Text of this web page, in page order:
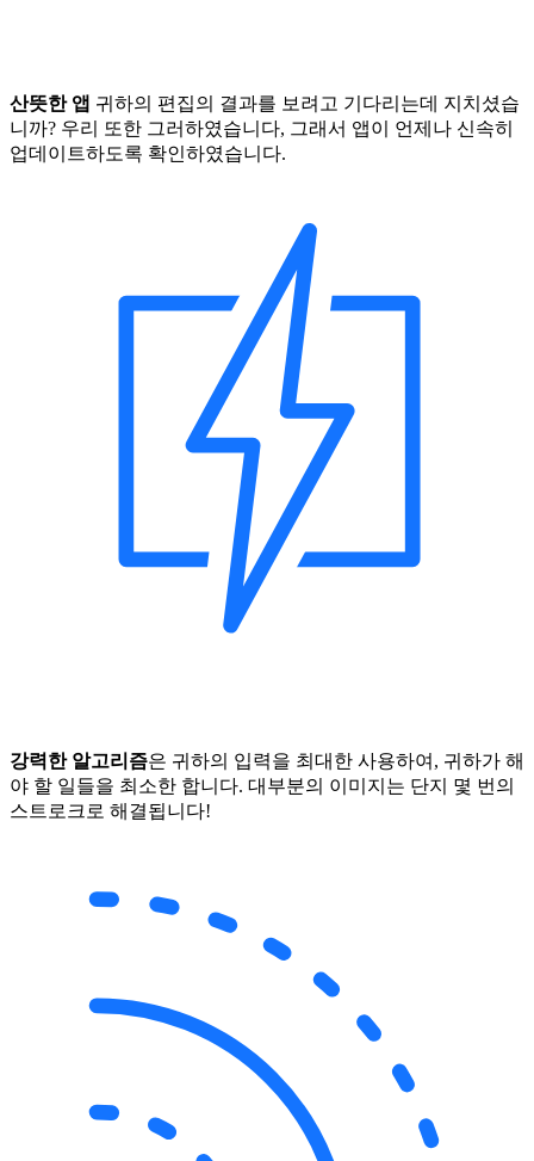
산뜻한 앱 귀하의 편집의 결과를 보려고 기다리는데 지치셨습
니까? 우리 또한 그러하였습니다, 그래서 앱이 언제나 신속히
업데이트하도록 확인하였습니다.
강력한 알고리즘은 귀하의 입력을 최대한 사용하여, 귀하가 해
야 할 일들을 최소한 합니다. 대부분의 이미지는 단지 몇 번의
스트로크로 해결됩니다!